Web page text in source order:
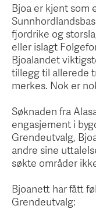
Bjoa er kjent som
fjordrike og
eller islagt
Bjoalandet
tillegg til allerede
merkes. Nok er
Søknaden fra
engasjement i
Grendeutvalg,
andre sine
søkte områder
Bjoanett har fått
Grendeutvalg: